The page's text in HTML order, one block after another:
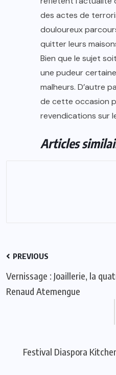
des actes de
douloureux
quitter leurs
Bien que le sujet
une pudeur
malheurs. D’autre
de cette occasion
revendications sur
Articles
PREVIOUS
Vernissage : Joaillerie, la
Renaud Atemengue
Festival Diaspora